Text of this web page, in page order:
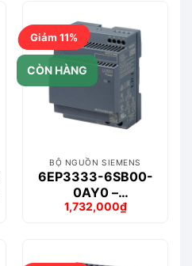
Giảm 11%
CÒN HÀNG
BỘ NGUỒN SIEMENS
6EP3333-6SB00-
0AY0 –
LOGO!POWER 24
Giá
1,732,000₫
Giá